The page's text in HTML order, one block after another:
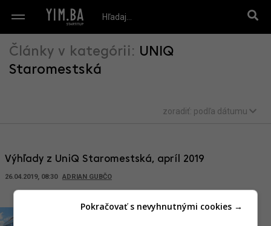
Články v kategórii: UNIQ
Staromestská
zoradiť: podľa dátumu
Výhľady z UniQ Staromestská, apríl 2019
26.04.2019, 08:30 ADRIAN GUBČO
Na návšteve v UniQ
Pokračovať s nevyhnutnými cookies →